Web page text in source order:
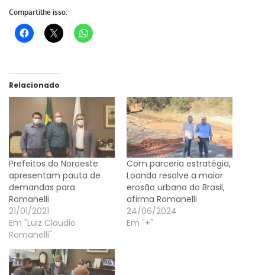
Compartilhe isso:
Relacionado
Prefeitos do Noroeste
apresentam pauta de
demandas para
Romanelli
21/01/2021
Em "Luiz Claudio
Romanelli"
Com parceria estratégia,
Loanda resolve a maior
erosão urbana do Brasil,
afirma Romanelli
24/06/2024
Em "+"